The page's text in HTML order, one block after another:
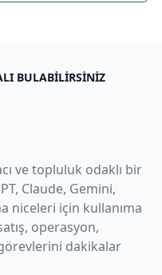
BULABILIRSINIZ
ve topluluk odaklı bir
Claude, Gemini,
niceleri için kullanıma
operasyon,
dakikalar